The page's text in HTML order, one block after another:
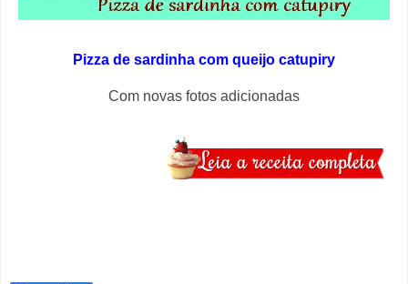
Pizza de sardinha com queijo catupiry
Com novas fotos adicionadas